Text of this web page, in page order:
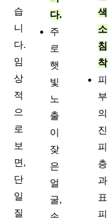
습
니
다.
임
상
적
으
로
보
면,
단
일
질
다.
주
로
햇
빛
노
출
이
잦
은
얼
굴,
색
소
침
착
피
부
의
진
피
층
과
표
피